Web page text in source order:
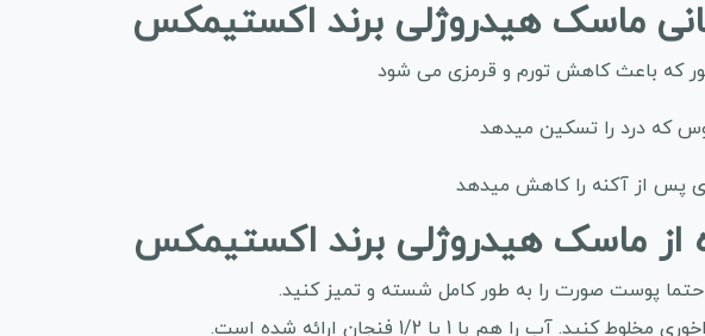
ماسک هیدروژلی برند اکستیمکس
که باعث کاهش تورم و قرمزی می شود
که درد را تسکین میدهد
پس از آکنه را کاهش میدهد
از ماسک هیدروژلی برند اکستیمکس
پوست صورت را به طور کامل شسته و تمیز کنید.